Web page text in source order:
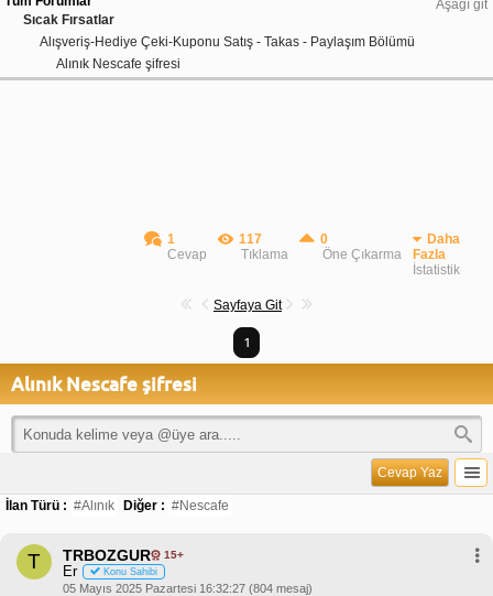
Aşağı git
Sıcak Fırsatlar
Alışveriş-Hediye Çeki-Kuponu Satış - Takas - Paylaşım Bölümü
Alınık Nescafe şifresi
1
Cevap
117
Tıklama
0
Öne Çıkarma
Daha
Fazla
İstatistik
Sayfaya Git
1
Alınık Nescafe şifresi
Cevap Yaz
İlan Türü : #Alınık Diğer : #Nescafe
T TRBOZGUR 15+
Er Konu Sahibi
05 Mayıs 2025 Pazartesi 16:32:27 (804 mesaj)